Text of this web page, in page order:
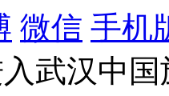
微信 手机
武汉中